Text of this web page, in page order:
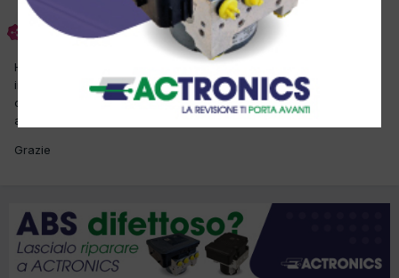
enigma007
Inviato 18 Settembre 2012
Ho un a Jepp Gran Cherokee Limited del 2005 a cui devo
installare il vivavoce e chiedevo se qualcuno avesse o sapesse
come smontare il navigatore originale in modo da poter accedere
ai collegamenti degli altoparlanti.
Grazie